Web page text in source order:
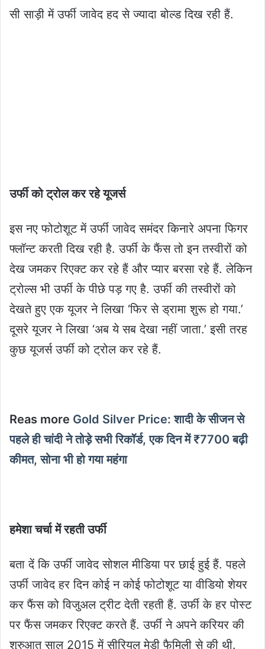
सी साड़ी में उर्फी जावेद हद से ज्यादा बोल्ड दिख रही हैं.
उर्फी को ट्रोल कर रहे यूजर्स
इस नए फोटोशूट में उर्फी जावेद समंदर किनारे अपना फिगर
फ्लॉन्ट करती दिख रही है. उर्फी के फैंस तो इन तस्वीरों को
देख जमकर रिएक्ट कर रहे हैं और प्यार बरसा रहे हैं. लेकिन
ट्रोल्स भी उर्फी के पीछे पड़ गए है. उर्फी की तस्वीरों को
देखते हुए एक यूजर ने लिखा ‘फिर से ड्रामा शुरू हो गया.’
दूसरे यूजर ने लिखा ‘अब ये सब देखा नहीं जाता.’ इसी तरह
कुछ यूजर्स उर्फी को ट्रोल कर रहे हैं.
Reas more Gold Silver Price: शादी के सीजन से
पहले ही चांदी ने तोड़े सभी रिकॉर्ड, एक दिन में ₹7700 बढ़ी
कीमत, सोना भी हो गया महंगा
हमेशा चर्चा में रहती उर्फी
बता दें कि उर्फी जावेद सोशल मीडिया पर छाई हुई हैं. पहले
उर्फी जावेद हर दिन कोई न कोई फोटोशूट या वीडियो शेयर
कर फैंस को विजुअल ट्रीट देती रहती हैं. उर्फी के हर पोस्ट
पर फैंस जमकर रिएक्ट करते हैं. उर्फी ने अपने करियर की
शुरुआत साल 2015 में सीरियल मेडी फैमिली से की थी.